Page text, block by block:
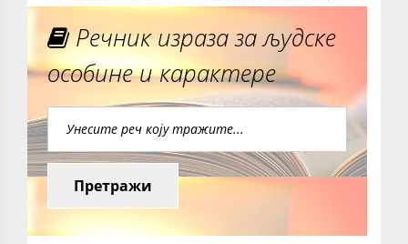
Речник израза за људске
особине и карактере
Претражи